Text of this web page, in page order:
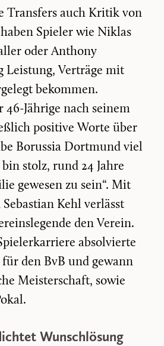
Transfers auch Kritik von
Spieler wie Niklas
oder Anthony
Leistung, Verträge mit
bekommen.
46-Jährige nach seinem
positive Worte über
Borussia Dortmund viel
stolz, rund 24 Jahre
gewesen zu sein“. Mit
Kehl verlässt
den Verein.
absolvierte
den BvB und gewann
Meisterschaft, sowie
Wunschlösung